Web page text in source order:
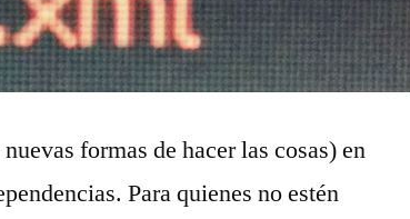
formas de hacer las cosas) en
Para quienes no estén